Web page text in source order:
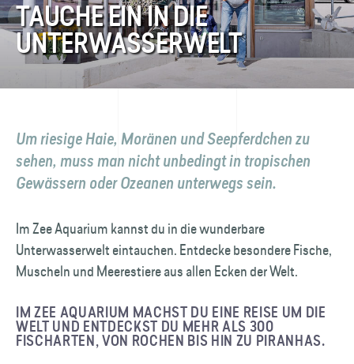
TAUCHE EIN IN DIE
UNTERWASSER­WELT
Um riesige Haie, Moränen und See­pferdchen zu
sehen, muss man nicht unbedingt in tropischen
Gewässern oder Ozeanen unterwegs sein.
Im Zee Aquarium kannst du in die wunderbare
Unterwasserwelt eintauchen. Entdecke besondere Fische,
Muscheln und Meerestiere aus allen Ecken der Welt.
IM ZEE AQUARIUM MACHST DU EINE REISE UM DIE
WELT UND ENTDECKST DU MEHR ALS 300
FISCHARTEN, VON ROCHEN BIS HIN ZU PIRANHAS.